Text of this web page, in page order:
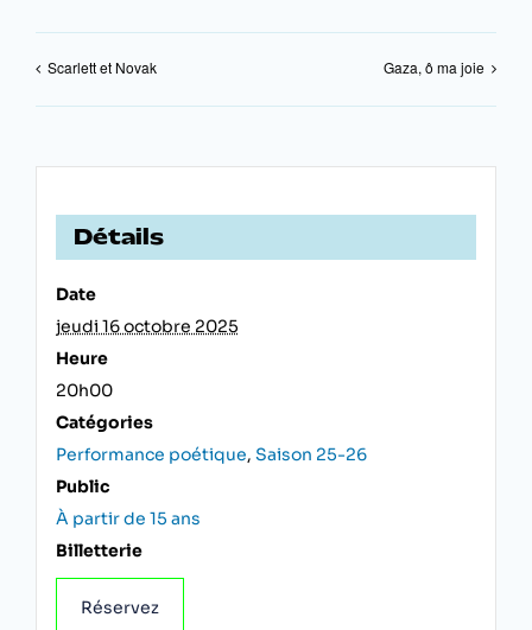
Scarlett et Novak Gaza, ô ma joie
Détails
Date
jeudi 16 octobre 2025
Heure
20h00
Catégories
Performance poétique, Saison 25-26
Public
À partir de 15 ans
Billetterie
Réservez